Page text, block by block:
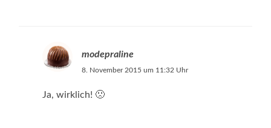
modepraline
8. November 2015 um 11:32 Uhr
Ja, wirklich! 🙁